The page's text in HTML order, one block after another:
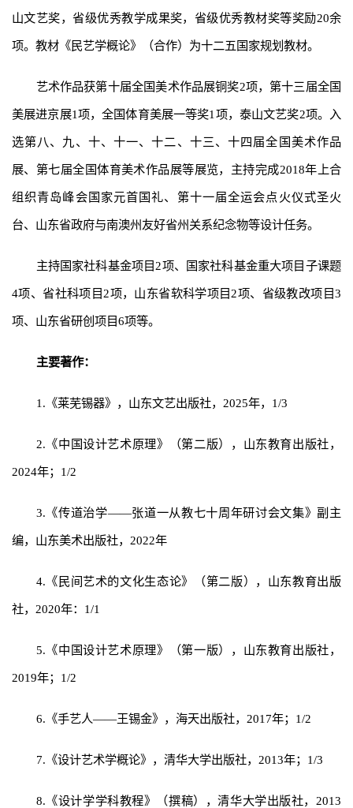
山文艺奖，省级优秀教学成果奖，省级优秀教材奖等奖励20余
项。教材《民艺学概论》（合作）为十二五国家规划教材。
艺术作品获第十届全国美术作品展铜奖2项，第十三届全国
美展进京展1项，全国体育美展一等奖1项，泰山文艺奖2项。入
选第八、九、十、十一、十二、十三、十四届全国美术作品
展、第七届全国体育美术作品展等展览，主持完成2018年上合
组织青岛峰会国家元首国礼、第十一届全运会点火仪式圣火
台、山东省政府与南澳州友好省州关系纪念物等设计任务。
主持国家社科基金项目2项、国家社科基金重大项目子课题
4项、省社科项目2项，山东省软科学项目2项、省级教改项目3
项、山东省研创项目6项等。
主要著作：
1.《莱芜锡器》，山东文艺出版社，2025年，1/3
2.《中国设计艺术原理》（第二版），山东教育出版社，
2024年；1/2
3.《传道治学——张道一从教七十周年研讨会文集》副主
编，山东美术出版社，2022年
4.《民间艺术的文化生态论》（第二版），山东教育出版
社，2020年：1/1
5.《中国设计艺术原理》（第一版），山东教育出版社，
2019年；1/2
6.《手艺人——王锡金》，海天出版社，2017年；1/2
7.《设计艺术学概论》，清华大学出版社，2013年；1/3
8.《设计学学科教程》（撰稿），清华大学出版社，2013